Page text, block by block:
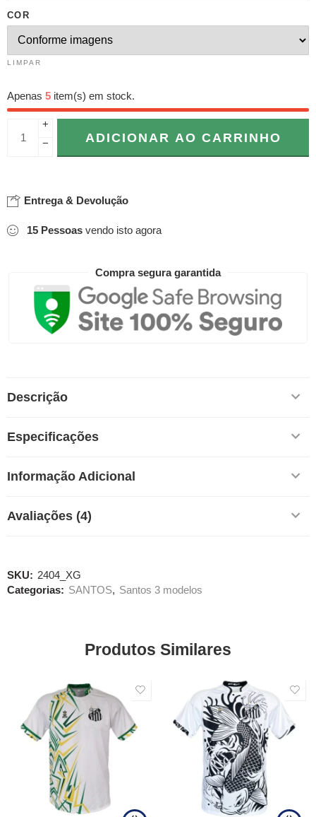
COR
LIMPAR
Apenas 5 item(s) em stock.
+
−
ADICIONAR AO CARRINHO
Entrega & Devolução
15 Pessoas vendo isto agora
Compra segura garantida
Descrição
Especificações
Informação Adicional
Avaliações (4)
SKU: 2404_XG
Categorias: SANTOS, Santos 3 modelos
Produtos Similares